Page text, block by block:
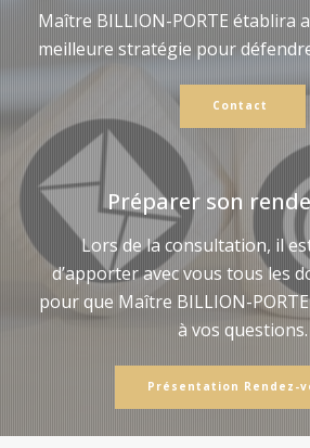
Maître BILLION-PORTE établira
meilleure stratégie pour
Contact
Préparer son
Lors de la consultation, il
d’apporter avec vous tous les
pour que Maître BILLION-
à vos questions.
Présentation Rendez-